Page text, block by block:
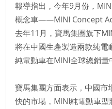
報導指出，今年9月份，
概念車——MINI Concept
去年11月，寶馬集團旗下
將在中國生產製造兩款純電
純電動車在MINI全球總銷量
寶馬集團方面表示，中國市
快的市場，MINI純電動車